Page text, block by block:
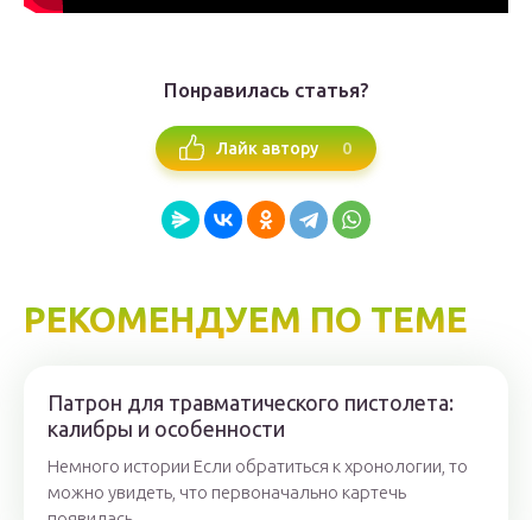
Понравилась статья?
Лайк автору 0
РЕКОМЕНДУЕМ ПО ТЕМЕ
Патрон для травматического пистолета:
калибры и особенности
Немного истории Если обратиться к хронологии, то
можно увидеть, что первоначально картечь